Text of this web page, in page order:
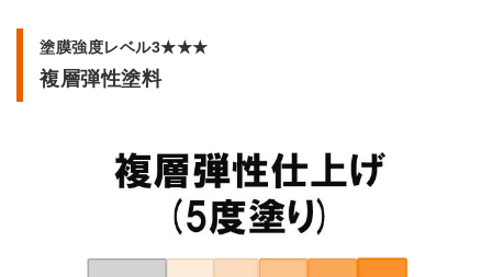
塗膜強度レベル3★★★
複層弾性塗料